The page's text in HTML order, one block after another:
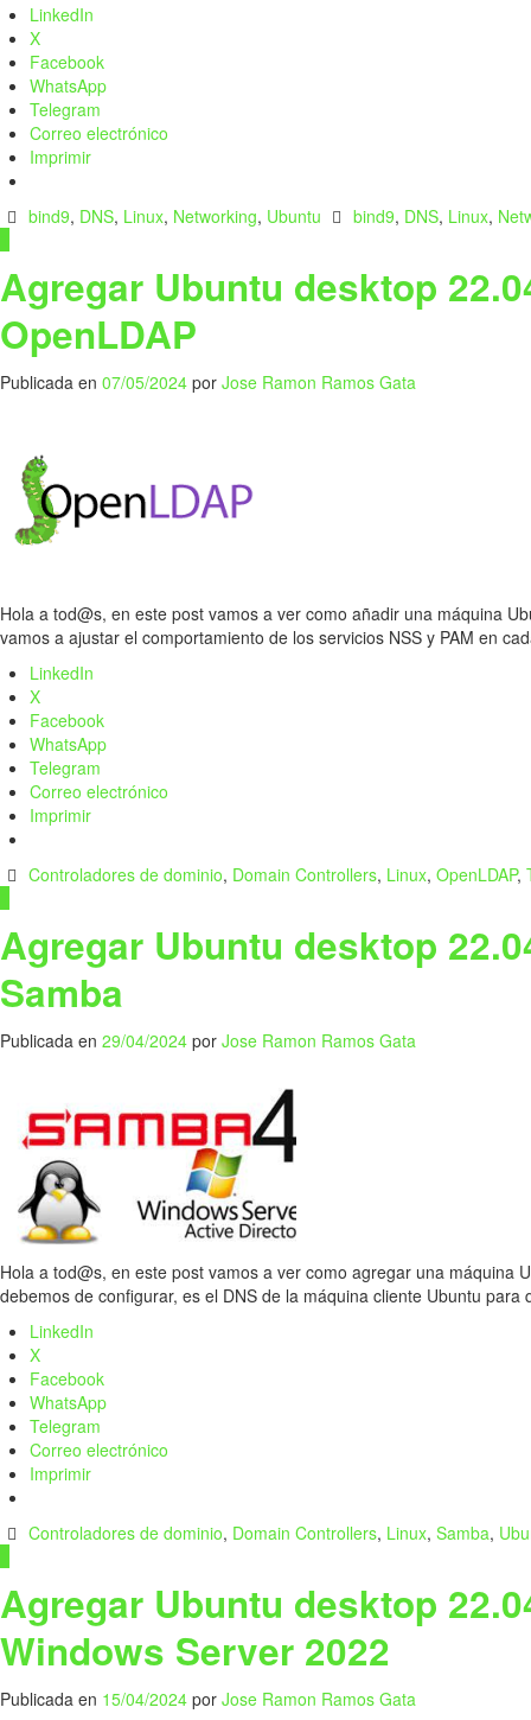
LinkedIn
X
Facebook
WhatsApp
Telegram
Correo electrónico
Imprimir
bind9, DNS, Linux, Networking, Ubuntu bind9, DNS, Linux,
Agregar Ubuntu desktop
OpenLDAP
Publicada en 07/05/2024 por Jose Ramon Ramos Gata
Hola a tod@s, en este post vamos a ver como añadir una máquina
vamos a ajustar el comportamiento de los servicios NSS y PAM en
LinkedIn
X
Facebook
WhatsApp
Telegram
Correo electrónico
Imprimir
Controladores de dominio, Domain Controllers, Linux, OpenLDAP,
Agregar Ubuntu desktop
Samba
Publicada en 29/04/2024 por Jose Ramon Ramos Gata
Hola a tod@s, en este post vamos a ver como agregar una
debemos de configurar, es el DNS de la máquina cliente Ubuntu
LinkedIn
X
Facebook
WhatsApp
Telegram
Correo electrónico
Imprimir
Controladores de dominio, Domain Controllers, Linux, Samba,
Agregar Ubuntu desktop
Windows Server 2022
Publicada en 15/04/2024 por Jose Ramon Ramos Gata